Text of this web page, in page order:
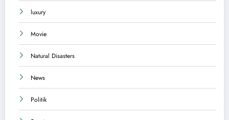
luxury
Movie
Natural Disasters
News
Politik